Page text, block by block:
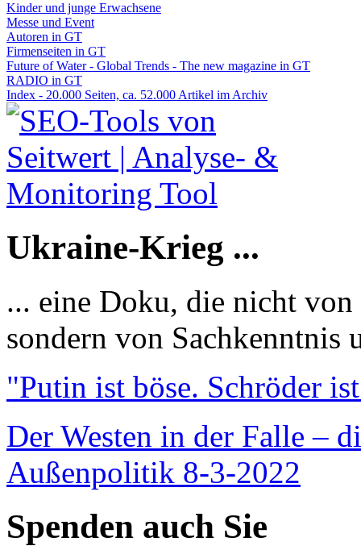
Kinder und junge Erwachsene
Messe und Event
Autoren in GT
Firmenseiten in GT
Future of Water - Global Trends - The new magazine in GT
RADIO in GT
Index - 20.000 Seiten, ca. 52.000 Artikel im Archiv
Ukraine-Krieg ...
... eine Doku, die nicht
sondern von Sachkenntnis
"Putin ist böse. Schröder
Der Westen in der Falle –
Außenpolitik 8-3-2022
Spenden auch Sie